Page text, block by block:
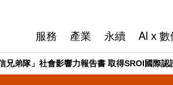
服務 產業 永續 AI x 數
兄弟隊」社會影響力報告書 取得SROI國際認